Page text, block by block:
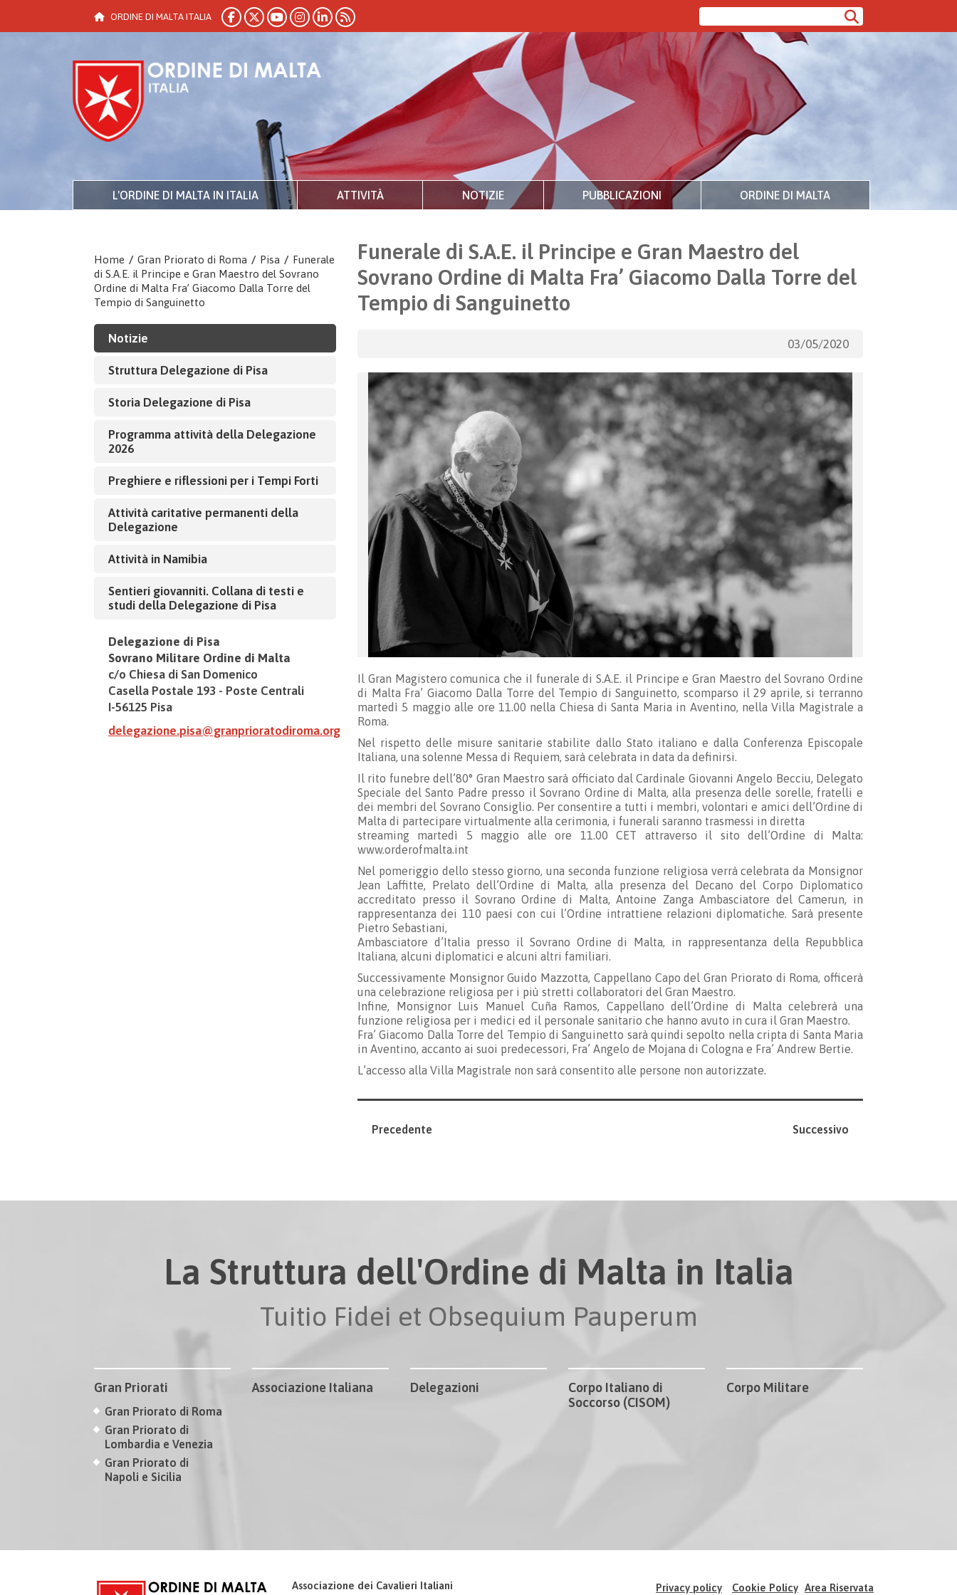
ORDINE DI MALTA ITALIA
L'ORDINE DI MALTA IN ITALIA ATTIVITÀ NOTIZIE PUBBLICAZIONI ORDINE DI MALTA
Home / Gran Priorato di Roma / Pisa / Funerale
di S.A.E. il Principe e Gran Maestro del Sovrano
Ordine di Malta Fra’ Giacomo Dalla Torre del
Tempio di Sanguinetto
Notizie
Struttura Delegazione di Pisa
Storia Delegazione di Pisa
Programma attività della Delegazione
2026
Preghiere e riflessioni per i Tempi Forti
Attività caritative permanenti della
Delegazione
Attività in Namibia
Sentieri giovanniti. Collana di testi e
studi della Delegazione di Pisa
Delegazione di Pisa
Sovrano Militare Ordine di Malta
c/o Chiesa di San Domenico
Casella Postale 193 - Poste Centrali
I-56125 Pisa
delegazione.pisa@granprioratodiroma.org
Funerale di S.A.E. il Principe e Gran Maestro del
Sovrano Ordine di Malta Fra’ Giacomo Dalla Torre del
Tempio di Sanguinetto
03/05/2020
Il Gran Magistero comunica che iI funerale di S.A.E. il Principe e Gran Maestro del Sovrano Ordine
di Malta Fra’ Giacomo Dalla Torre del Tempio di Sanguinetto, scomparso il 29 aprile, si terranno
martedì 5 maggio alle ore 11.00 nella Chiesa di Santa Maria in Aventino, nella Villa Magistrale a
Roma.
Nel rispetto delle misure sanitarie stabilite dallo Stato italiano e dalla Conferenza Episcopale
Italiana, una solenne Messa di Requiem, sarà celebrata in data da definirsi.
Il rito funebre dell’80° Gran Maestro sarà officiato dal Cardinale Giovanni Angelo Becciu, Delegato
Speciale del Santo Padre presso il Sovrano Ordine di Malta, alla presenza delle sorelle, fratelli e
dei membri del Sovrano Consiglio. Per consentire a tutti i membri, volontari e amici dell’Ordine di
Malta di partecipare virtualmente alla cerimonia, i funerali saranno trasmessi in diretta
streaming martedì 5 maggio alle ore 11.00 CET attraverso il sito dell’Ordine di Malta:
www.orderofmalta.int
Nel pomeriggio dello stesso giorno, una seconda funzione religiosa verrà celebrata da Monsignor
Jean Laffitte, Prelato dell’Ordine di Malta, alla presenza del Decano del Corpo Diplomatico
accreditato presso il Sovrano Ordine di Malta, Antoine Zanga Ambasciatore del Camerun, in
rappresentanza dei 110 paesi con cui l’Ordine intrattiene relazioni diplomatiche. Sarà presente
Pietro Sebastiani,
Ambasciatore d’Italia presso il Sovrano Ordine di Malta, in rappresentanza della Repubblica
Italiana, alcuni diplomatici e alcuni altri familiari.
Successivamente Monsignor Guido Mazzotta, Cappellano Capo del Gran Priorato di Roma, officerà
una celebrazione religiosa per i più stretti collaboratori del Gran Maestro.
Infine, Monsignor Luis Manuel Cuña Ramos, Cappellano dell’Ordine di Malta celebrerà una
funzione religiosa per i medici ed il personale sanitario che hanno avuto in cura il Gran Maestro.
Fra’ Giacomo Dalla Torre del Tempio di Sanguinetto sarà quindi sepolto nella cripta di Santa Maria
in Aventino, accanto ai suoi predecessori, Fra’ Angelo de Mojana di Cologna e Fra’ Andrew Bertie.
L’accesso alla Villa Magistrale non sarà consentito alle persone non autorizzate.
Precedente Successivo
La Struttura dell'Ordine di Malta in Italia
Tuitio Fidei et Obsequium Pauperum
Gran Priorati
Gran Priorato di Roma
Gran Priorato di
Lombardia e Venezia
Gran Priorato di
Napoli e Sicilia
Associazione Italiana Delegazioni
Corpo Italiano di
Soccorso (CISOM)
Corpo Militare
Associazione dei Cavalieri Italiani
Privacy policy Cookie Policy Area Riservata